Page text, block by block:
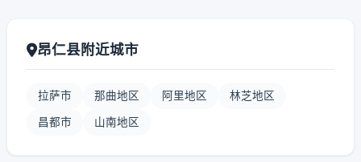
昂仁县附近城市
拉萨市 那曲地区 阿里地区 林芝地区
昌都市 山南地区